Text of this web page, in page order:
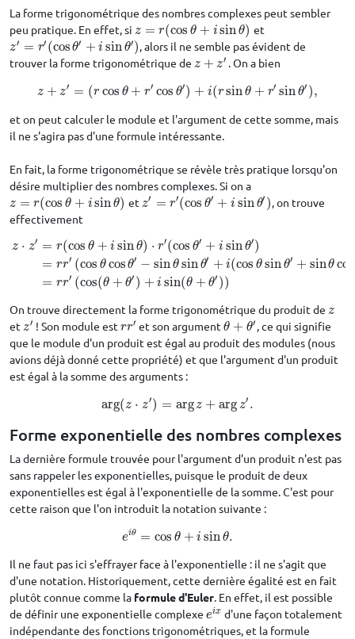
La forme trigonométrique des nombres complexes peut sembler
peu pratique. En effet, si z = r(cos θ + i sinθ)
z=r( cosθ+i sinθ) et
z′ = r′ (cos θ′ + i sinθ′)
z′= r′( cosθ′+isin θ′)
, alors il ne semble pas évident de
trouver la forme trigonométrique de z + z′
z+z′ . On a bien
z + z′ = (rcos θ + r′ cos θ′) + i(rsinθ + r′ sin θ′ ),
z+z′=(r cosθ+r ′cos θ′)+ i(r sinθ+r′sin θ′)
et on peut calculer le module et l'argument de cette somme, mais
il ne s'agira pas d'une formule intéressante.
En fait, la forme trigonométrique se révèle très pratique lorsqu'on
désire multiplier des nombres complexes. Si on a
z = r(cos θ + i sinθ)
z=r( cosθ+i sinθ) et z′ = r′(cos θ′ + i sin θ′ )
z′= r′( cosθ′+isin θ′)
, on trouve
effectivement
z ⋅ z′ = r(cos θ + i sinθ) ⋅ r′(cos θ′ + i sinθ′)
= rr′ (cos θ cos θ′ − sinθsin θ′ + i(cos θsinθ′ + sinθ cos
= rr′ (cos(θ + θ′ ) + i sin(θ + θ′ ))
z⋅ z′ =r( cosθ+isin θ) ⋅r′ (cosθ+isinθ′)=rr′ (cosθ cosθ′−sin
On trouve directement la forme trigonométrique du produit de z
z
et z′
z′ ! Son module estrr′
rr′ et son argumentθ + θ′
θ +θ
, ce qui signifie
que le module d'un produit est égal au produit des modules (nous
avions déjà donné cette propriété) et que l'argument d'un produit
est égal à la somme des arguments :
arg(z ⋅ z′) = argz + arg z′ .
arg(z⋅z ′)= argz+arg z′.
Forme exponentielle des nombres complexes
La dernière formule trouvée pour l'argument d'un produit n'est pas
sans rappeler les exponentielles, puisque le produit de deux
exponentielles est égal à l'exponentielle de la somme. C'est pour
cette raison que l'on introduit la notation suivante :
eiθ = cos θ + i sinθ.
eiθ =cosθ +isinθ.
Il ne faut pas ici s'effrayer face à l'exponentielle : il ne s'agit que
d'une notation. Historiquement, cette dernière égalité est en fait
plutôt connue comme la formule d'Euler. En effet, il est possible
de définir une exponentielle complexe eix
eix d'une façon totalement
indépendante des fonctions trigonométriques, et la formule